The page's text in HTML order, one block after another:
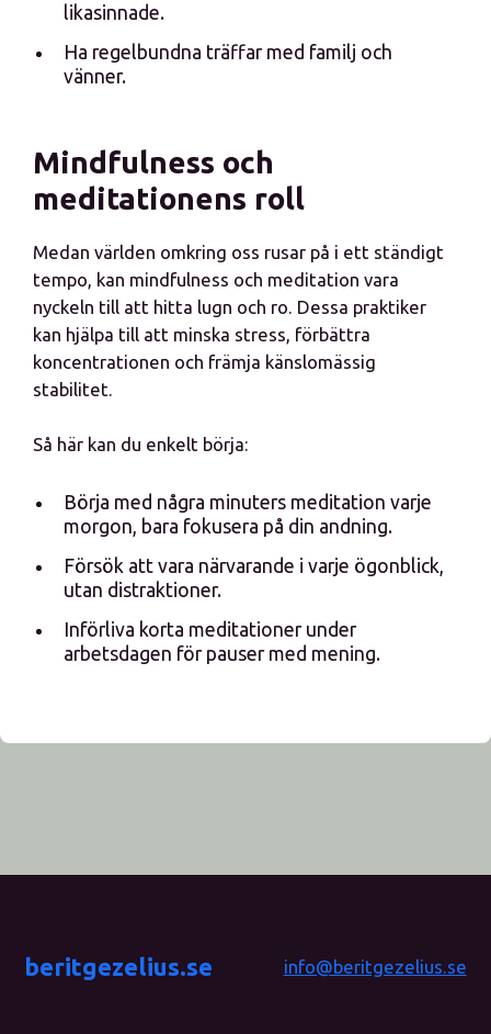
likasinnade.
Ha regelbundna träffar med familj och
vänner.
Mindfulness och
meditationens roll
Medan världen omkring oss rusar på i ett ständigt
tempo, kan mindfulness och meditation vara
nyckeln till att hitta lugn och ro. Dessa praktiker
kan hjälpa till att minska stress, förbättra
koncentrationen och främja känslomässig
stabilitet.
Så här kan du enkelt börja:
Börja med några minuters meditation varje
morgon, bara fokusera på din andning.
Försök att vara närvarande i varje ögonblick,
utan distraktioner.
Införliva korta meditationer under
arbetsdagen för pauser med mening.
beritgezelius.se info@beritgezelius.se